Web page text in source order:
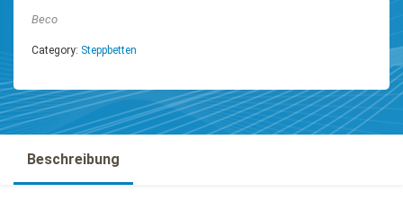
Beco
Category: Steppbetten
Beschreibung